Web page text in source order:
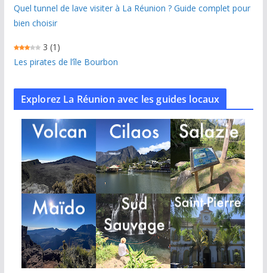
Quel tunnel de lave visiter à La Réunion ? Guide complet pour
bien choisir
3 (1)
Les pirates de l’île Bourbon
Explorez La Réunion avec les guides locaux